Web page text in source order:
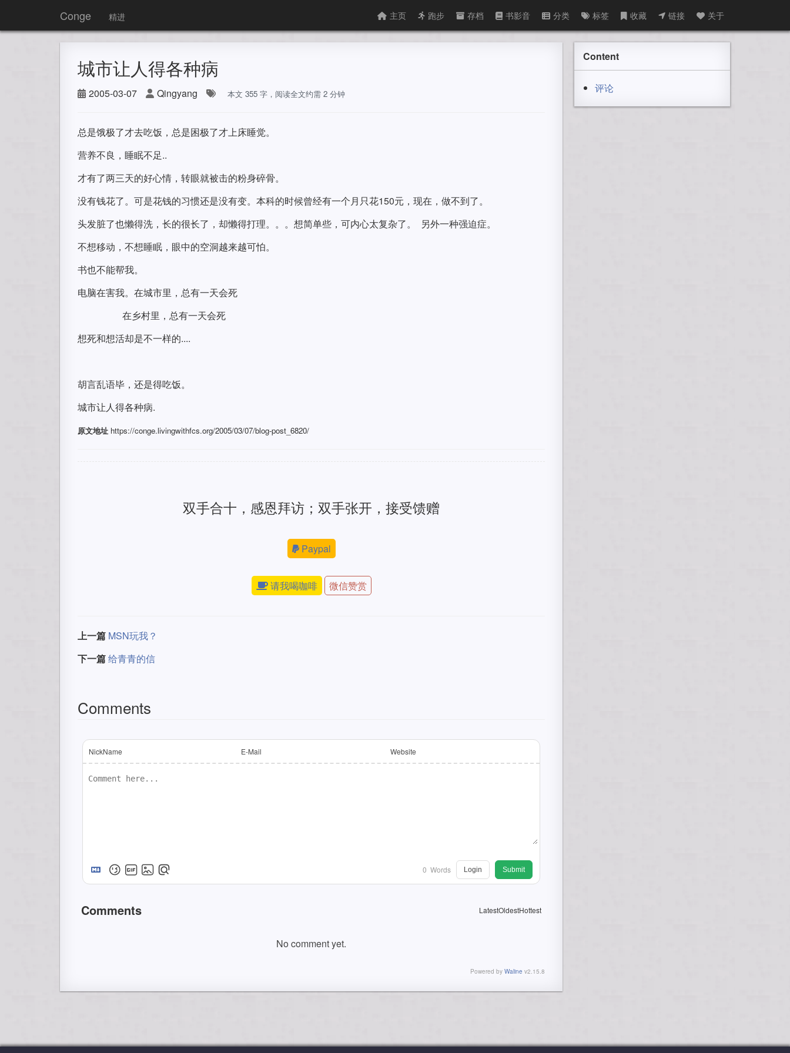
Conge 精进 主页 跑步 存档 书影音 分类 标签 收藏 链接 关于
城市让人得各种病
2005-03-07 Qingyang 本文 355 字，阅读全文约需 2 分钟
总是饿极了才去吃饭，总是困极了才上床睡觉。
营养不良，睡眠不足..
才有了两三天的好心情，转眼就被击的粉身碎骨。
没有钱花了。可是花钱的习惯还是没有变。本科的时候曾经有一个月只花150元，现在，做不到了。
头发脏了也懒得洗，长的很长了，却懒得打理。。。想简单些，可内心太复杂了。 另外一种强迫症。
不想移动，不想睡眠，眼中的空洞越来越可怕。
书也不能帮我。
电脑在害我。在城市里，总有一天会死
在乡村里，总有一天会死
想死和想活却是不一样的....
胡言乱语毕，还是得吃饭。
城市让人得各种病.
原文地址 https://conge.livingwithfcs.org/2005/03/07/blog-post_6820/
双手合十，感恩拜访；双手张开，接受馈赠
Paypal
请我喝咖啡 微信赞赏
上一篇 MSN玩我？
下一篇给青青的信
Comments
NickName E-Mail Website
0 Words Login Submit
Comments LatestOldestHottest
No comment yet.
Powered by Waline v2.15.8
Content
评论